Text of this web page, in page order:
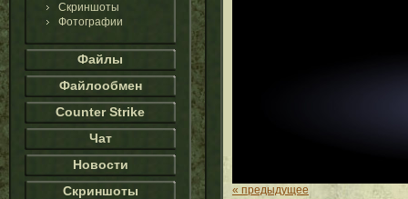
Скриншоты
Фотографии
Файлы
Файлообмен
Counter Strike
Чат
Новости
Скриншоты
« предыдущее